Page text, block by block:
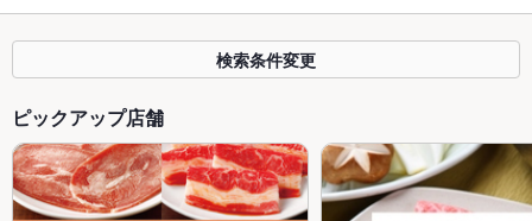
検索条件変更
ピックアップ店舗